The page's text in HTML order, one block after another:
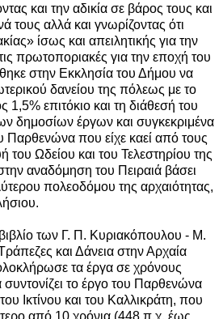
και την αδικία σε βάρος τους και
τους αλλά και γνωρίζοντας ότι
ίσως και απειλητικής για την
πρωτοποριακές για την εποχή του
στην Εκκλησία του Δήμου να
δανείου της πόλεως με το
επιτόκιο και τη διάθεσή του
δημοσίων έργων και συγκεκριμένα
Παρθενώνα που είχε καεί από τους
του Ωδείου και του Τελεστηρίου της
αναδόμηση του Πειραιά βάσει
πολεοδόμου της αρχαιότητας,
των Γ. Π. Κυριακόπουλου - Μ.
και Δάνεια στην Αρχαία
τα έργα σε χρόνους
συντονίζει το έργο του Παρθενώνα
Ικτίνου και του Καλλικράτη, που
από 10 χρόνια (448 π.χ. έως